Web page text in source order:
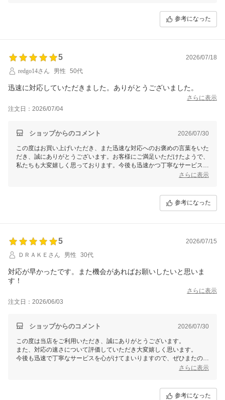
参考になった
5
2026/07/18
redgo14さん
男性 50代
迅速に対応していただきました。ありがとうございました。
さらに表示
注文日：2026/07/04
ショップからのコメント 2026/07/30
この度はお買い上げいただき、また迅速な対応へのお褒めの言葉をいた
だき、誠にありがとうございます。お客様にご満足いただけたようで、
私たちも大変嬉しく思っております。今後も迅速かつ丁寧なサービスを
心がけてまいりますので、またのご利用を心よりお待ちしております。
さらに表示
参考になった
5
2026/07/15
ＤＲＡＫＥさん
男性 30代
対応が早かったです。また機会があればお願いしたいと思いま
す！
さらに表示
注文日：2026/06/03
ショップからのコメント 2026/07/30
この度は当店をご利用いただき、誠にありがとうございます。
また、対応の速さについて評価していただき大変嬉しく思います。
今後も迅速で丁寧なサービスを心がけてまいりますので、ぜひまたの機
さらに表示
参考になった